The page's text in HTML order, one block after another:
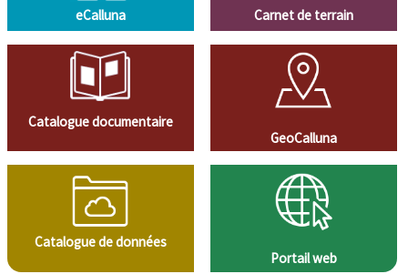
eCalluna Carnet de terrain
Catalogue documentaire
GeoCalluna
Catalogue de données
Portail web